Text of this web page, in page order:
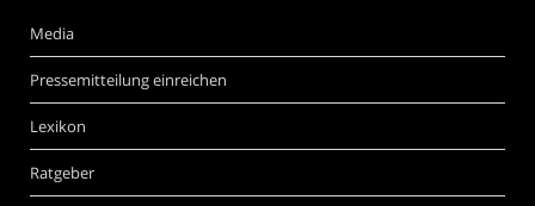
Media
Pressemitteilung einreichen
Lexikon
Ratgeber